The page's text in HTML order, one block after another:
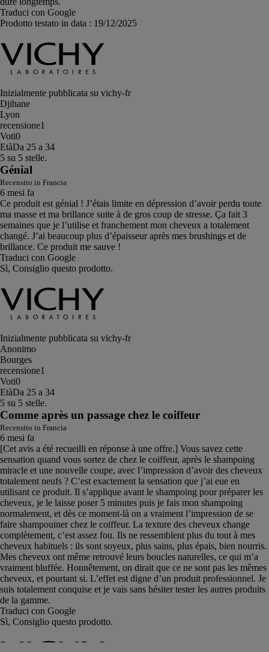
Traduci con Google
Prodotto testato in data : 19/12/2025
Inizialmente pubblicata su vichy-fr
Djihane
Lyon
recensione1
Voti0
EtàDa 25 a 34
5 su 5 stelle.
Génial
Recensito in Francia
6 mesi fa
Ce produit est génial ! J’étais limite en dépression d’avoir perdu toute
ma masse et ma brillance suite à de gros coup de stresse. Ça fait 3
semaines que je l’utilise et franchement mon cheveux a totalement
changé. J’ai beaucoup plus d’épaisseur après mes brushings et de
brillance. Ce produit me sauve !
Traduci con Google
Sì, Consiglio questo prodotto.
Inizialmente pubblicata su vichy-fr
Anonimo
Bourges
recensione1
Voti0
EtàDa 25 a 34
5 su 5 stelle.
Comme après un passage chez le coiffeur
Recensito in Francia
6 mesi fa
[Cet avis a été recueilli en réponse à une offre.] Vous savez cette
sensation quand vous sortez de chez le coiffeur, après le shampoing
miracle et une nouvelle coupe, avec l’impression d’avoir des cheveux
totalement neufs ? C’est exactement la sensation que j’ai eue en
utilisant ce produit. Il s’applique avant le shampoing pour préparer les
cheveux, je le laisse poser 5 minutes puis je fais mon shampoing
normalement, et dès ce moment-là on a vraiment l’impression de se
faire shampouiner chez le coiffeur. La texture des cheveux change
complètement, c’est assez fou. Ils ne ressemblent plus du tout à mes
cheveux habituels : ils sont soyeux, plus sains, plus épais, bien nourris.
Mes cheveux ont même retrouvé leurs boucles naturelles, ce qui m’a
vraiment bluffée. Honnêtement, on dirait que ce ne sont pas les mêmes
cheveux, et pourtant si. L’effet est digne d’un produit professionnel. Je
suis totalement conquise et je vais sans hésiter tester les autres produits
de la gamme.
Traduci con Google
Sì, Consiglio questo prodotto.